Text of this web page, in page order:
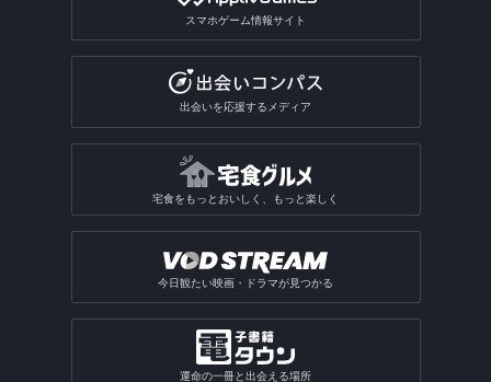
スマホゲーム情報サイト
出会いを応援するメディア
宅食をもっとおいしく、もっと楽しく
今日観たい映画・ドラマが見つかる
運命の一冊と出会える場所